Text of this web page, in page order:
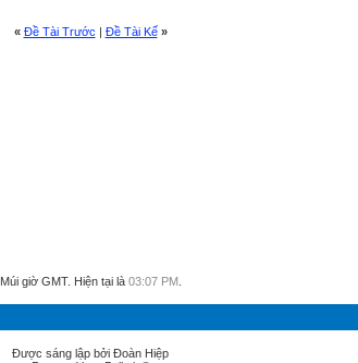
« Ðề Tài Trước | Ðề Tài Kế »
Múi giờ GMT. Hiện tại là 03:07 PM.
Được sáng lập bởi Đoàn Hiệp